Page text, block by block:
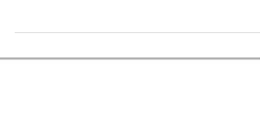
yorumlanması, antik ve modern astrolojide